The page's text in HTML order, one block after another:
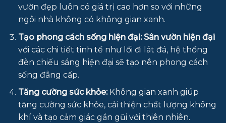
vườn đẹp luôn có giá trị cao hơn so với những
ngôi nhà không có không gian xanh.
Tạo phong cách sống hiện đại: Sân vườn hiện đại
với các chi tiết tinh tế như lối đi lát đá, hệ thống
đèn chiếu sáng hiện đại sẽ tạo nên phong cách
sống đẳng cấp.
Tăng cường sức khỏe:Không gian xanh giúp
tăng cường sức khỏe, cải thiện chất lượng không
khí và tạo cảm giác gần gũi với thiên nhiên.